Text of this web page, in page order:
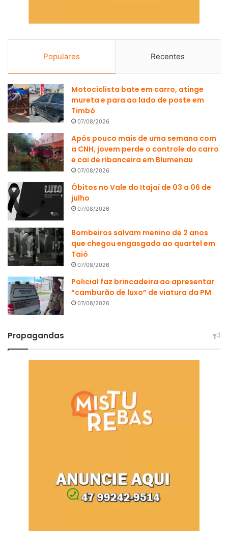
Populares Recentes
Motociclista bate em carro, atinge
mureta e para ao lado de poste em
Timbó
07/08/2026
Após pouco mais de uma semana com
a CNH, jovem perde o controle do carro
e cai de ribanceira em Blumenau
07/08/2026
Óbitos no Vale do Itajaí de 03 a 06 de
julho
07/08/2026
Bombeiros salvam menino de 2 anos
que chegou engasgado ao quartel em
Taió
07/08/2026
Policial faz brincadeira ao apresentar
“camburão de luxo” de viatura da PM
07/08/2026
Propagandas